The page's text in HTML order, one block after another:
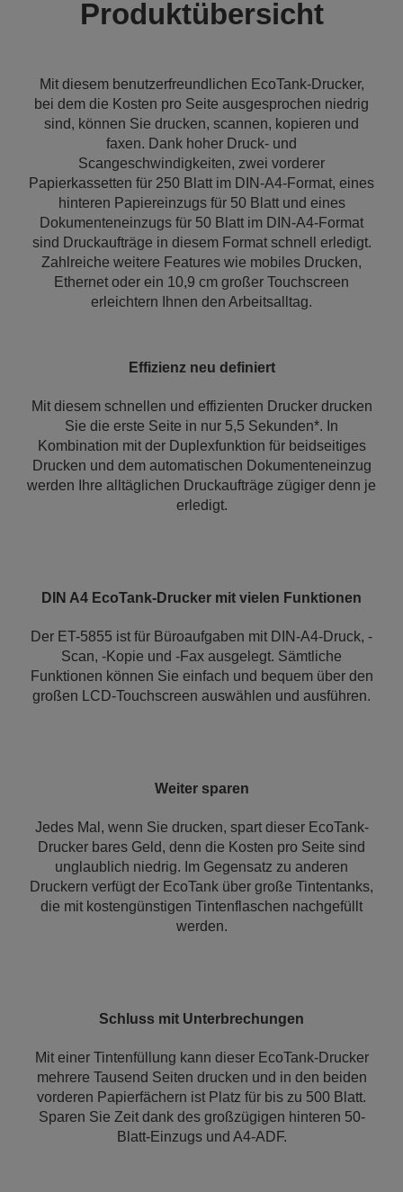
Produktübersicht
Mit diesem benutzerfreundlichen EcoTank-Drucker,
bei dem die Kosten pro Seite ausgesprochen niedrig
sind, können Sie drucken, scannen, kopieren und
faxen. Dank hoher Druck- und
Scangeschwindigkeiten, zwei vorderer
Papierkassetten für 250 Blatt im DIN-A4-Format, eines
hinteren Papiereinzugs für 50 Blatt und eines
Dokumenteneinzugs für 50 Blatt im DIN-A4-Format
sind Druckaufträge in diesem Format schnell erledigt.
Zahlreiche weitere Features wie mobiles Drucken,
Ethernet oder ein 10,9 cm großer Touchscreen
erleichtern Ihnen den Arbeitsalltag.
Effizienz neu definiert
Mit diesem schnellen und effizienten Drucker drucken
Sie die erste Seite in nur 5,5 Sekunden*. In
Kombination mit der Duplexfunktion für beidseitiges
Drucken und dem automatischen Dokumenteneinzug
werden Ihre alltäglichen Druckaufträge zügiger denn je
erledigt.
DIN A4 EcoTank-Drucker mit vielen Funktionen
Der ET-5855 ist für Büroaufgaben mit DIN-A4-Druck, -
Scan, -Kopie und -Fax ausgelegt. Sämtliche
Funktionen können Sie einfach und bequem über den
großen LCD-Touchscreen auswählen und ausführen.
Weiter sparen
Jedes Mal, wenn Sie drucken, spart dieser EcoTank-
Drucker bares Geld, denn die Kosten pro Seite sind
unglaublich niedrig. Im Gegensatz zu anderen
Druckern verfügt der EcoTank über große Tintentanks,
die mit kostengünstigen Tintenflaschen nachgefüllt
werden.
Schluss mit Unterbrechungen
Mit einer Tintenfüllung kann dieser EcoTank-Drucker
mehrere Tausend Seiten drucken und in den beiden
vorderen Papierfächern ist Platz für bis zu 500 Blatt.
Sparen Sie Zeit dank des großzügigen hinteren 50-
Blatt-Einzugs und A4-ADF.